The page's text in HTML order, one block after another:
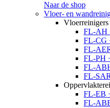
Naar de shop
Vloer- en
Vloerreinigers
FL-AH
FL-CG
FL-
FL-PH
FL-
FL-
FL-EB
FL-